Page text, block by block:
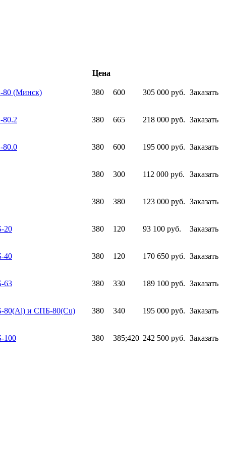
Цена
80 (Минск) 380 600 305 000 руб. Заказать
80.2 380 665 218 000 руб. Заказать
80.0 380 600 195 000 руб. Заказать
380 300 112 000 руб. Заказать
380 380 123 000 руб. Заказать
20 380 120 93 100 руб. Заказать
40 380 120 170 650 руб. Заказать
63 380 330 189 100 руб. Заказать
80(Al) и СПБ-80(Cu) 380 340 195 000 руб. Заказать
100 380 385;420 242 500 руб. Заказать